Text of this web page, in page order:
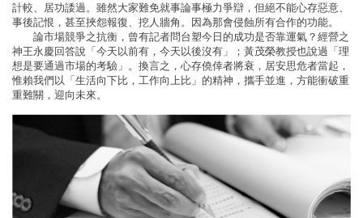
計較、居功諉過。雖然大家難免就事論事極力爭辯，但絕不能心存惡意、
事後記恨，甚至挾怨報復、挖人牆角。因為那會侵蝕所有合作的功能。
論市場競爭之抗衡，曾有記者問台塑今日的成功是否靠運氣？經營之
神王永慶回答說「今天以前有，今天以後沒有」；黃茂榮教授也說過「理
想是要通過市場的考驗」。換言之，心存僥倖者將衰，居安思危者當起，
惟賴我們以「生活向下比，工作向上比」的精神，攜手並進，方能衝破重
重難關，迎向未來。